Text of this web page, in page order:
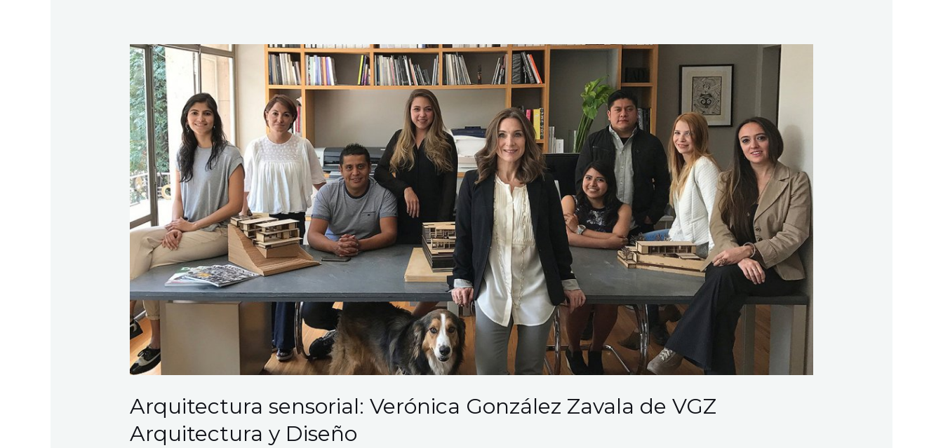
Arquitectura sensorial: Verónica González Zavala de VGZ
Arquitectura y Diseño